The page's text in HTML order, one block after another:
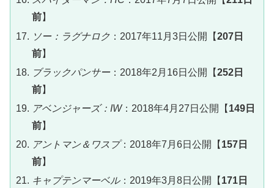
前】
ソー：ラグナロク ：2017年11月3日公開【207日
前】
ブラックパンサー：2018年2月16日公開【252日
前】
アベンジャーズ：IW：2018年4月27日公開【 149日
前】
アントマン＆ワスプ：2018年7月6日公開【 157日
前】
キャプテンマーベル：2019年3月8日公開【 171日